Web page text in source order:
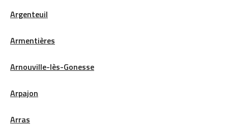
Argenteuil
Armentières
Arnouville-lès-Gonesse
Arpajon
Arras